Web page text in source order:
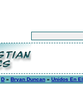
D » Bryan Duncan » Unidos En El